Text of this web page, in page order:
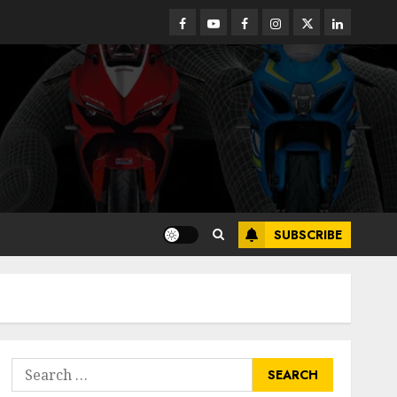
Facebook
YoutubeFacebookInstagram
Twitterlinkedin
SUBSCRIBE
Search
for: